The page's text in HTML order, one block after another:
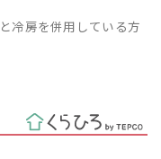
冷房を併用している方